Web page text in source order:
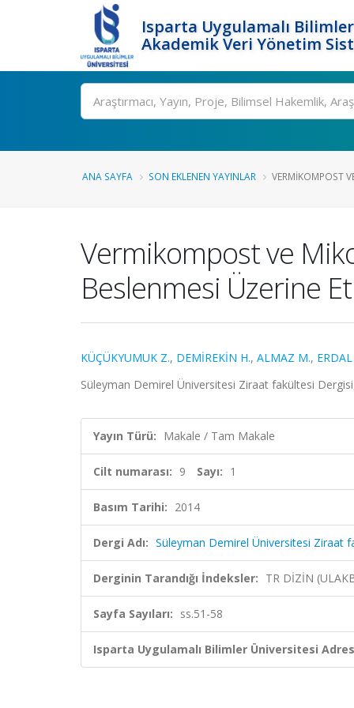
Isparta Uygulamalı
Akademik Veri Yönetim
Ara
ANA SAYFA SON EKLENEN YAYINLAR VERMIKOMPOST
Vermikompost ve
Beslenmesi Üzerine
KÜÇÜKYUMUK Z., DEMİREKİN H., ALMAZ M.,
Süleyman Demirel Üniversitesi Ziraat fakültesi
Yayın Türü: Makale / Tam Makale
Cilt numarası: 9 Sayı: 1
Basım Tarihi: 2014
Dergi Adı: Süleyman Demirel Üniversitesi Ziraat
Derginin Tarandığı İndeksler: TR DİZİN
Sayfa Sayıları: ss.51-58
Isparta Uygulamalı Bilimler Üniversitesi